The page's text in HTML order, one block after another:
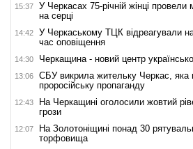
15:37
У Черкасах 75-річній жінці провели
на серці
14:42
У Черкаському ТЦК відреагували
час оповіщення
14:30 Черкащина - новий центр
13:06
СБУ викрила жительку Черкас,
проросійську пропаганду
12:43
На Черкащині оголосили жовтий
грози
12:07
На Золотоніщині понад 30
торфовища